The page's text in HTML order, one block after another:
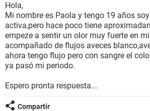
BIENESTAR
SEXUALIDAD
GLOSARIO
Hola,
Mi nombre es Paola y tengo 19 años
activa,pero hace poco tiene
empeze a sentir un olor muy fuerte en
acompañado de flujos aveces
ahora tengo flujo pero con sangre el
ya pasó mi periodo.
Espero pronta respuesta...
Compartir